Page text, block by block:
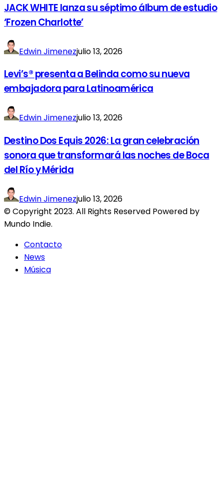
JACK WHITE lanza su séptimo álbum de estudio
‘Frozen Charlotte’
Edwin Jimenezjulio 13, 2026
Levi’s® presenta a Belinda como su nueva
embajadora para Latinoamérica
Edwin Jimenezjulio 13, 2026
Destino Dos Equis 2026: La gran celebración
sonora que transformará las noches de Boca
del Río y Mérida
Edwin Jimenezjulio 13, 2026
© Copyright 2023. All Rights Reserved Powered by
Mundo Indie.
Contacto
News
Música